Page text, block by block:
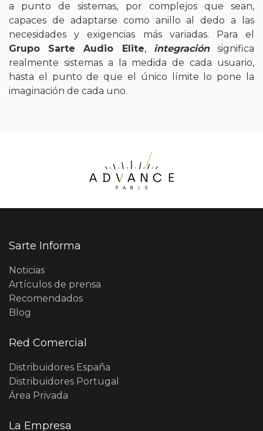
a punto de sistemas, por complejos que sean,
capaces de adaptarse como anillo al dedo a las
necesidades y exigencias más variadas. Para el
Grupo Sarte Audio Elite, integraciónsignifica
realmente sistemas a la medida de cada usuario,
hasta el punto de que el único límite lo pone la
imaginación de cada uno.
Sarte Informa
Noticias
Artículos de prensa
Recomendados
Blog
Red Comercial
Distribuidores España
Distribuidores Portugal
Área Privada
La Empresa